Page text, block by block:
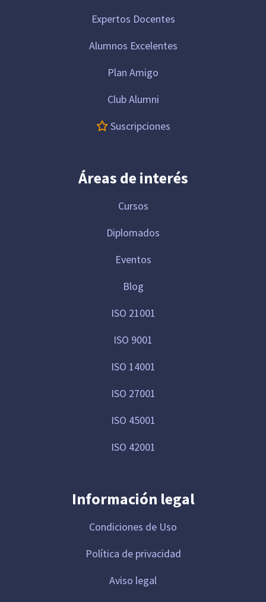
Expertos Docentes
Alumnos Excelentes
Plan Amigo
Club Alumni
Suscripciones
Áreas de interés
Cursos
Diplomados
Eventos
Blog
ISO 21001
ISO 9001
ISO 14001
ISO 27001
ISO 45001
ISO 42001
Información legal
Condiciones de Uso
Política de privacidad
Aviso legal